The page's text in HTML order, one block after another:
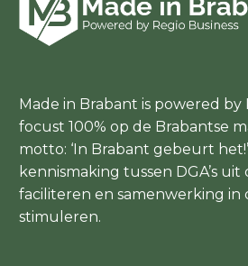
Made in Brabant is powered by
focust 100% op de Brabantse
motto: ‘In Brabant gebeurt
kennismaking tussen DGA’s
faciliteren en samenwerking in
stimuleren.